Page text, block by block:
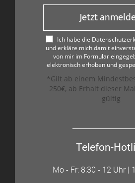
Jetzt
Ich habe die
und erkläre mich damit
von mir im Formular
elektronisch erhoben und
*Gilt ab einem
250€, ab Erhalt dieser
gültig
Telefon-
Mo - Fr: 8:30 - 12 Uhr |